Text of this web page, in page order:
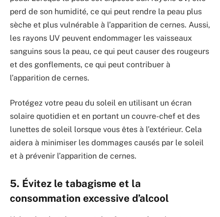
perd de son humidité, ce qui peut rendre la peau plus
sèche et plus vulnérable à l’apparition de cernes. Aussi,
les rayons UV peuvent endommager les vaisseaux
sanguins sous la peau, ce qui peut causer des rougeurs
et des gonflements, ce qui peut contribuer à
l’apparition de cernes.
Protégez votre peau du soleil en utilisant un écran
solaire quotidien et en portant un couvre-chef et des
lunettes de soleil lorsque vous êtes à l’extérieur. Cela
aidera à minimiser les dommages causés par le soleil
et à prévenir l’apparition de cernes.
5. Évitez le tabagisme et la
consommation excessive d’alcool